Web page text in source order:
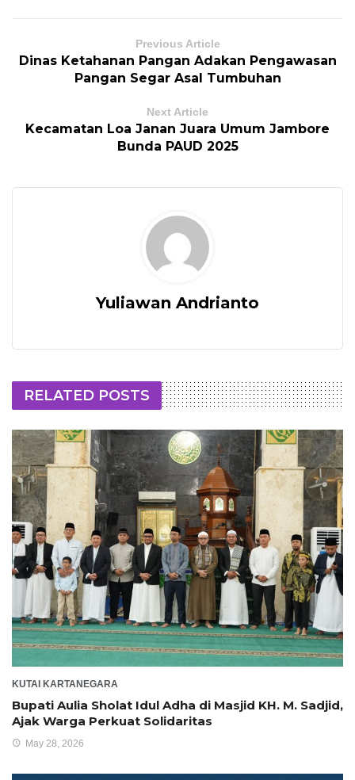
Previous Article
Dinas Ketahanan Pangan Adakan Pengawasan
Pangan Segar Asal Tumbuhan
Next Article
Kecamatan Loa Janan Juara Umum Jambore
Bunda PAUD 2025
Yuliawan Andrianto
RELATED POSTS
KUTAI KARTANEGARA
Bupati Aulia Sholat Idul Adha di Masjid KH. M. Sadjid,
Ajak Warga Perkuat Solidaritas
May 28, 2026